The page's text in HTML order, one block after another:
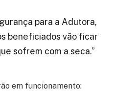
para a Adutora,
beneficiados vão ficar
sofrem com a seca.”
em funcionamento: